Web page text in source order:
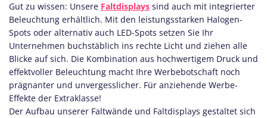
Gut zu wissen: Unsere Faltdisplays sind auch mit integrierter
Beleuchtung erhältlich. Mit den leistungsstarken Halogen-
Spots oder alternativ auch LED-Spots setzen Sie Ihr
Unternehmen buchstäblich ins rechte Licht und ziehen alle
Blicke auf sich. Die Kombination aus hochwertigem Druck und
effektvoller Beleuchtung macht Ihre Werbebotschaft noch
prägnanter und unvergesslicher. Für anziehende Werbe-
Effekte der Extraklasse!
Der Aufbau unserer Faltwände und Faltdisplays gestaltet sich